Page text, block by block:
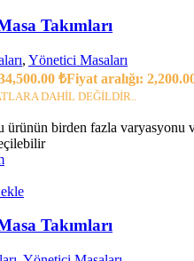
Takımları
, Yönetici Masaları
₺Fiyat aralığı:
DAHİL DEĞİLDİR..
ürünün birden fazla varyasyonu
Takımları